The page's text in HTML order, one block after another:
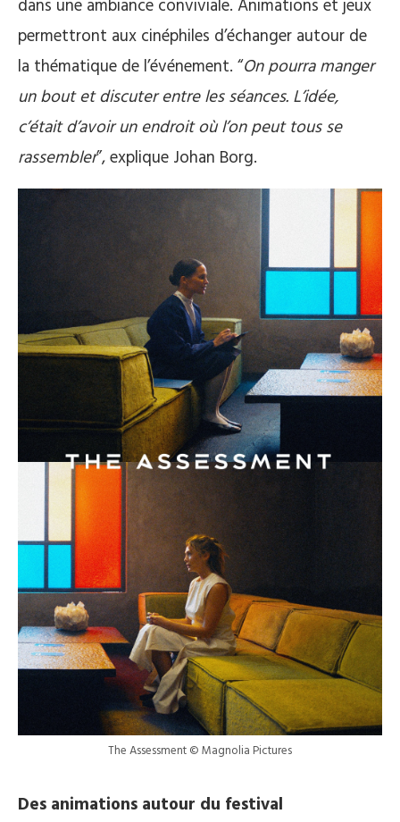
dans une ambiance conviviale. Animations et jeux
permettront aux cinéphiles d’échanger autour de
la thématique de l’événement. “On pourra manger
un bout et discuter entre les séances. L’idée,
c’était d’avoir un endroit où l’on peut tous se
rassembler”, explique Johan Borg.
The Assessment © Magnolia Pictures
Des animations autour du festival